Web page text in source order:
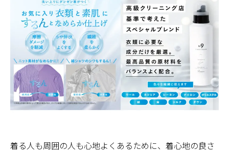
着る人も周囲の人も心地よくあるために、着心地の良さ